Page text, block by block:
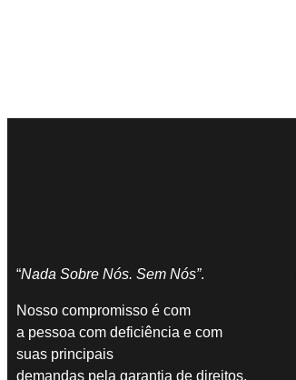
“Nada Sobre Nós. Sem Nós”.
Nosso compromisso é com
a pessoa com deficiência e com
suas principais
demandas pela garantia de direitos.